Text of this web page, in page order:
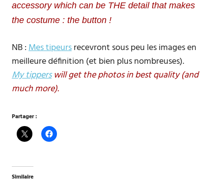
accessory which can be THE detail that makes
the costume : the button !
NB :Mes tipeursrecevront sous peu les images en
meilleure définition (et bien plus nombreuses).
My tipperswill get the photos in best quality (and
much more).
Partager :
Similaire